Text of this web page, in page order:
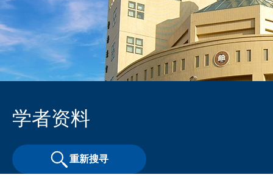
学者资料
重新搜寻